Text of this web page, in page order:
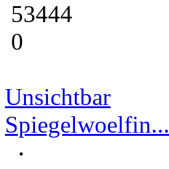
53444
0
Unsichtbar
Spiegelwoelfin...